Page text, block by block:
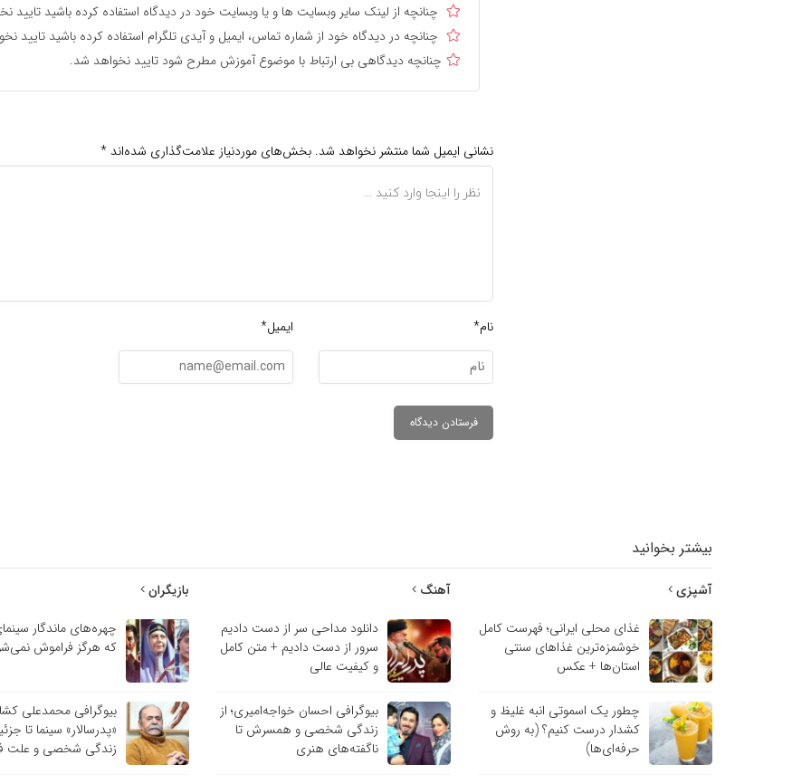
چنانچه از لینک سایر وبسایت ها و یا وبسایت خود در دیدگاه استفاده کرده باشید تایید
چنانچه در دیدگاه خود از شماره تماس، ایمیل و آیدی تلگرام استفاده کرده باشید تایید
چنانچه دیدگاهی بی ارتباط با موضوع آموزش مطرح شود تایید نخواهد شد.
نشانی ایمیل شما منتشر نخواهد شد. بخش‌های موردنیاز علامت‌گذاری شده‌اند *
نام* ایمیل*
بیشتر بخوانید
آشپزی
غذای محلی ایرانی؛ فهرست کامل
خوشمزه‌ترین غذاهای سنتی
استان‌ها + عکس
چطور یک اسموتی انبه غلیظ و
کشدار درست کنیم؟ (به روش
حرفه‌ای‌ها)
آهنگ
دانلود مداحی سر از دست دادیم
سرور از دست دادیم + متن کامل
و کیفیت عالی
بیوگرافی احسان خواجه‌امیری؛ از
زندگی شخصی و همسرش تا
ناگفته‌های هنری
بازیگران
چهره‌های ماندگار
که هرگز فراموش
بیوگرافی محمدعلی
«پدرسالار» سینما تا
زندگی شخصی و علت